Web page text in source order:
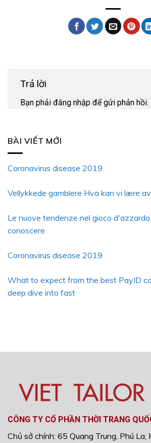
BÀI VIẾT MỚI
Coronavirus disease 2019
Vellykkede gamblere Hva kan vi lære
Le nuove tendenze nel gioco
conoscere
Coronavirus disease 2019
What to expect from the best PayID
deep dive into fast
Trả lời
Bạn phải đăng nhập để gửi phản hồi.
CÔNG TY CỔ PHẦN THỜI TRANG
Chủ sở chính: 65 Quang Trung, Phú La,